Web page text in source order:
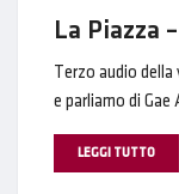
La Piazza
Terzo audio
e parliamo di Gae
LEGGI TUTTO